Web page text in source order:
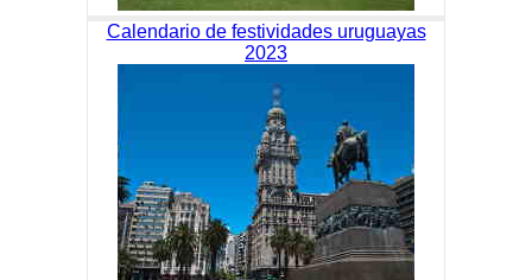
Calendario de festividades uruguayas
2023